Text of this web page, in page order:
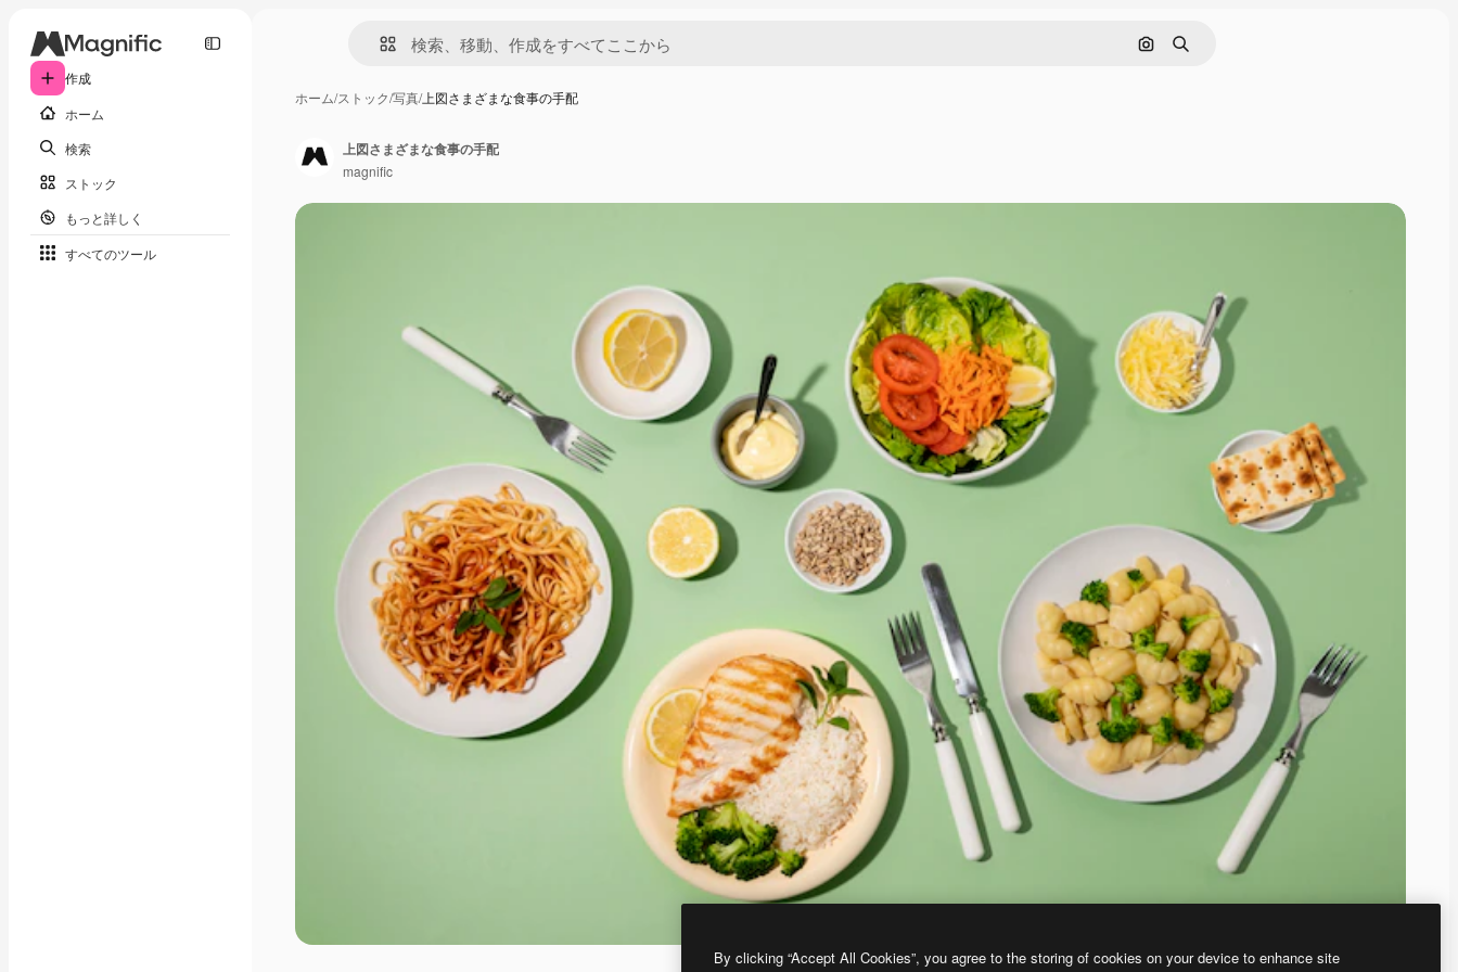
作成
ホーム
検索
ストック
もっと詳しく
すべてのツール
画像で検索
検索
ホーム/ストック/写真/上図さまざまな食事の手配
上図さまざまな食事の手配
magnific
By clicking “Accept All Cookies”, you agree to the storing of cookies on your device to enhance site